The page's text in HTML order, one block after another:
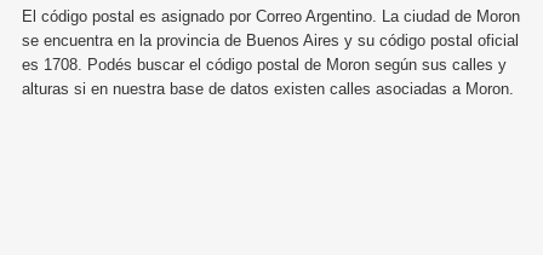
El código postal es asignado por Correo Argentino. La ciudad de Moron
se encuentra en la provincia de Buenos Aires y su código postal oficial
es 1708. Podés buscar el código postal de Moron según sus calles y
alturas si en nuestra base de datos existen calles asociadas a Moron.